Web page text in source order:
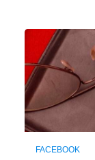
FACEBOOK